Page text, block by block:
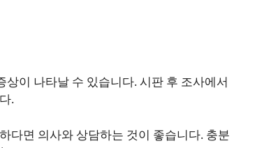
이 나타날 수 있습니다. 시판 후 조사에서
.
다면 의사와 상담하는 것이 좋습니다. 충분